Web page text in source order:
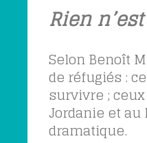
Rien
Selon Benoît
de réfugiés :
survivre ;
Jordanie et
dramatique.